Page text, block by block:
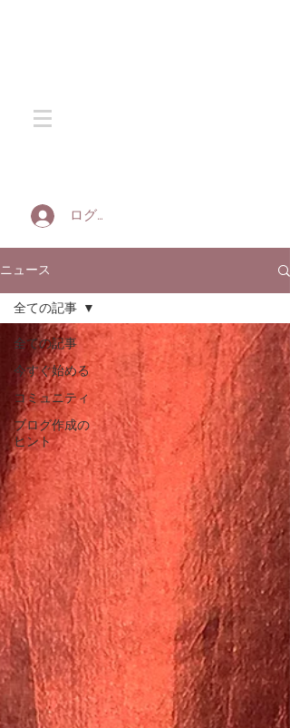
ログイン
ニュース
全ての記事
今すぐ始める
コミュニティ
ブログ作成の
ヒント
全ての記事